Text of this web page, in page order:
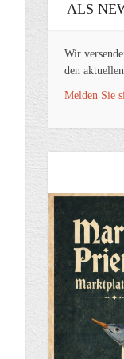
ALS
Wir
den
Melden Sie